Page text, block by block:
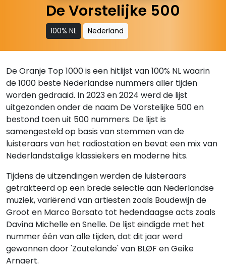
De Vorstelijke 500
100% NL Nederland
De Oranje Top 1000 is een hitlijst van 100% NL waarin
de 1000 beste Nederlandse nummers aller tijden
worden gedraaid. In 2023 en 2024 werd de lijst
uitgezonden onder de naam De Vorstelijke 500 en
bestond toen uit 500 nummers. De lijst is
samengesteld op basis van stemmen van de
luisteraars van het radiostation en bevat een mix van
Nederlandstalige klassiekers en moderne hits.
Tijdens de uitzendingen werden de luisteraars
getrakteerd op een brede selectie aan Nederlandse
muziek, variërend van artiesten zoals Boudewijn de
Groot en Marco Borsato tot hedendaagse acts zoals
Davina Michelle en Snelle. De lijst eindigde met het
nummer één van alle tijden, dat dit jaar werd
gewonnen door 'Zoutelande' van BLØF en Geike
Arnaert.